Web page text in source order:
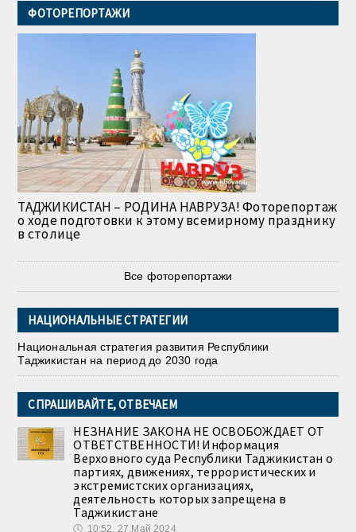
ФОТОРЕПОРТАЖИ
ТАДЖИКИСТАН – РОДИНА НАВРУЗА! Фоторепортаж
о ходе подготовки к этому всемирному празднику
в столице
Все фоторепортажи
НАЦИОНАЛЬНЫЕ СТРАТЕГИИ
Национальная стратегия развития Республики
Таджикистан на период до 2030 года
СПРАШИВАЙТЕ, ОТВЕЧАЕМ
НЕЗНАНИЕ ЗАКОНА НЕ ОСВОБОЖДАЕТ ОТ
ОТВЕТСТВЕННОСТИ! Информация
Верховного суда Республики Таджикистан о
партиях, движениях, террористических и
экстремистских организациях,
деятельность которых запрещена в
Таджикистане
🕔 10:52, 27.Май 2024